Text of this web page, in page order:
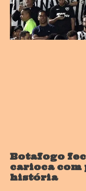
Botafogo
carioca com
história